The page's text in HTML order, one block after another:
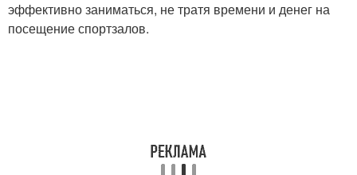
эффективно заниматься, не тратя времени и денег на
посещение спортзалов.